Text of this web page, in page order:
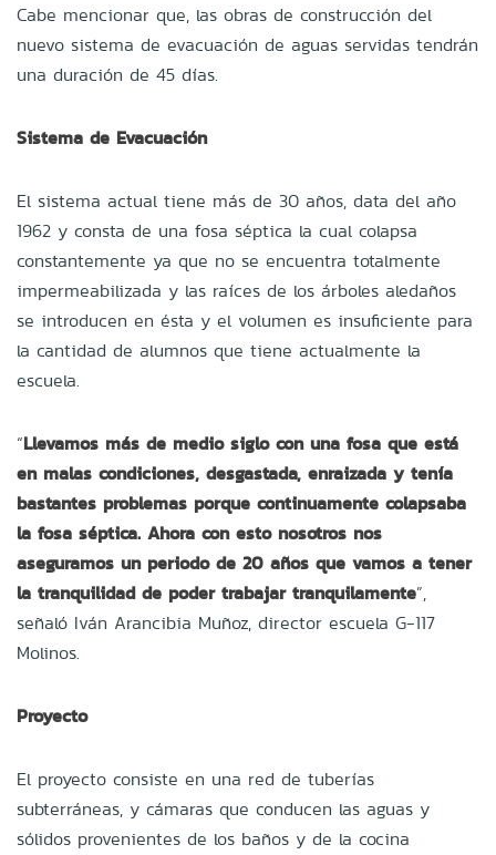
Cabe mencionar que, las obras de construcción del
nuevo sistema de evacuación de aguas servidas tendrán
una duración de 45 días.
Sistema de Evacuación
El sistema actual tiene más de 30 años, data del año
1962 y consta de una fosa séptica la cual colapsa
constantemente ya que no se encuentra totalmente
impermeabilizada y las raíces de los árboles aledaños
se introducen en ésta y el volumen es insuficiente para
la cantidad de alumnos que tiene actualmente la
escuela.
“Llevamos más de medio siglo con una fosa que está
en malas condiciones, desgastada, enraizada y tenía
bastantes problemas porque continuamente colapsaba
la fosa séptica. Ahora con esto nosotros nos
aseguramos un periodo de 20 años que vamos a tener
la tranquilidad de poder trabajar tranquilamente”,
señaló Iván Arancibia Muñoz, director escuela G-117
Molinos.
Proyecto
El proyecto consiste en una red de tuberías
subterráneas, y cámaras que conducen las aguas y
sólidos provenientes de los baños y de la cocina